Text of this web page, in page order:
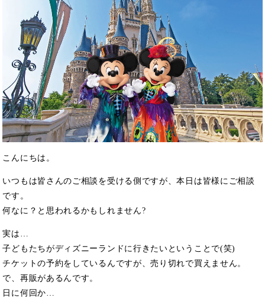
こんにちは。
いつもは皆さんのご相談を受ける側ですが、本日は皆様にご相談
です。
何なに？と思われるかもしれません?
実は…
子どもたちがディズニーランドに行きたいということで(笑)
チケットの予約をしているんですが、売り切れで買えません。
で、再販があるんです。
日に何回か…